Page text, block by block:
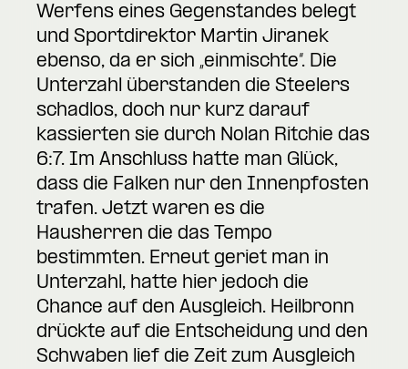
Werfens eines Gegenstandes belegt
und Sportdirektor Martin Jiranek
ebenso, da er sich „einmischte“. Die
Unterzahl überstanden die Steelers
schadlos, doch nur kurz darauf
kassierten sie durch Nolan Ritchie das
6:7. Im Anschluss hatte man Glück,
dass die Falken nur den Innenpfosten
trafen. Jetzt waren es die
Hausherren die das Tempo
bestimmten. Erneut geriet man in
Unterzahl, hatte hier jedoch die
Chance auf den Ausgleich. Heilbronn
drückte auf die Entscheidung und den
Schwaben lief die Zeit zum Ausgleich